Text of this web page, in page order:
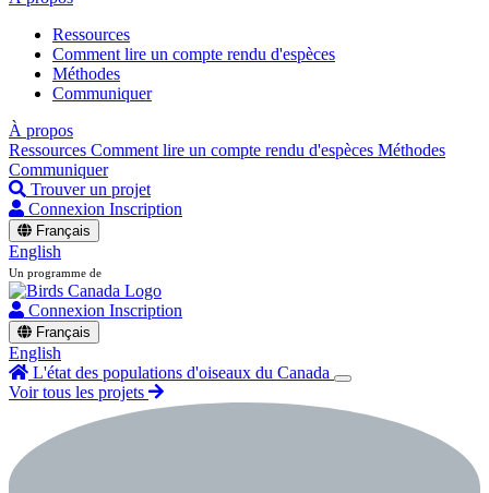
Ressources
Comment lire un compte rendu d'espèces
Méthodes
Communiquer
À propos
Ressources Comment lire un compte rendu d'espèces Méthodes
Communiquer
Trouver un projet
Connexion Inscription
Français
English
Un programme de
Connexion Inscription
Français
English
L'état des populations d'oiseaux du Canada
Voir tous les projets